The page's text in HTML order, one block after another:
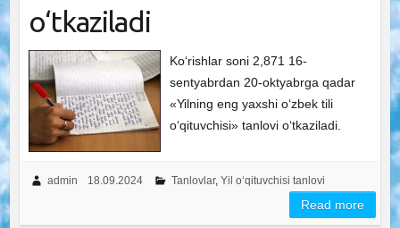
o‘tkaziladi
Ko‘rishlar soni 2,871 16-
sentyabrdan 20-oktyabrga qadar
«Yilning eng yaxshi o‘zbek tili
o‘qituvchisi» tanlovi o‘tkaziladi.
admin 18.09.2024 Tanlovlar, Yil o‘qituvchisi tanlovi
Read more